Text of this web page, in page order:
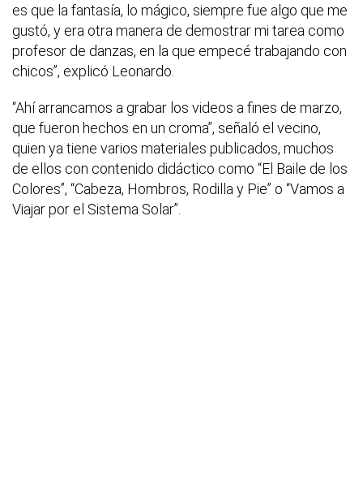
es que la fantasía, lo mágico, siempre fue algo que me
gustó, y era otra manera de demostrar mi tarea como
profesor de danzas, en la que empecé trabajando con
chicos”, explicó Leonardo.
“Ahí arrancamos a grabar los videos a fines de marzo,
que fueron hechos en un croma”, señaló el vecino,
quien ya tiene varios materiales publicados, muchos
de ellos con contenido didáctico como “El Baile de los
Colores”, “Cabeza, Hombros, Rodilla y Pie” o “Vamos a
Viajar por el Sistema Solar”.